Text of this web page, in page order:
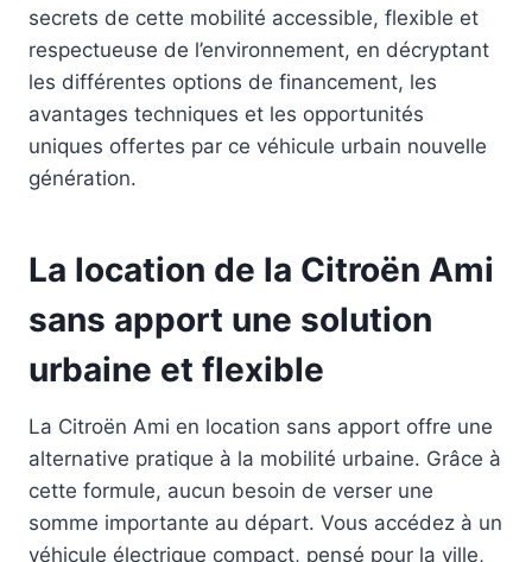
secrets de cette mobilité accessible, flexible et
respectueuse de l’environnement, en décryptant
les différentes options de financement, les
avantages techniques et les opportunités
uniques offertes par ce véhicule urbain nouvelle
génération.
La location de la Citroën Ami
sans apport une solution
urbaine et flexible
La Citroën Ami en location sans apport offre une
alternative pratique à la mobilité urbaine. Grâce à
cette formule, aucun besoin de verser une
somme importante au départ. Vous accédez à un
véhicule électrique compact, pensé pour la ville,